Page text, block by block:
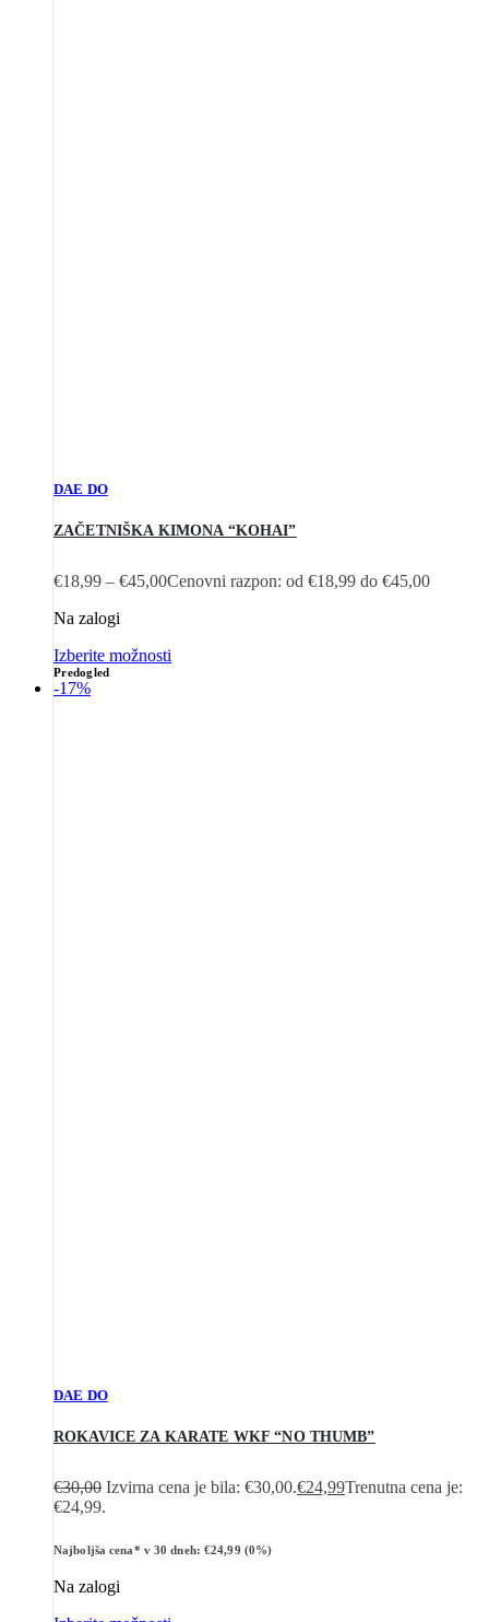
DAE DO
ZAČETNIŠKA KIMONA “KOHAI”
€18,99 – €45,00Cenovni razpon: od €18,99 do €45,00
Na zalogi
Izberite možnosti
Predogled
-17%
DAE DO
ROKAVICE ZA KARATE WKF “NO THUMB”
€30,00 Izvirna cena je bila: €30,00.€24,99Trenutna cena je:
€24,99.
Najboljša cena* v 30 dneh:€24,99 (0%)
Na zalogi